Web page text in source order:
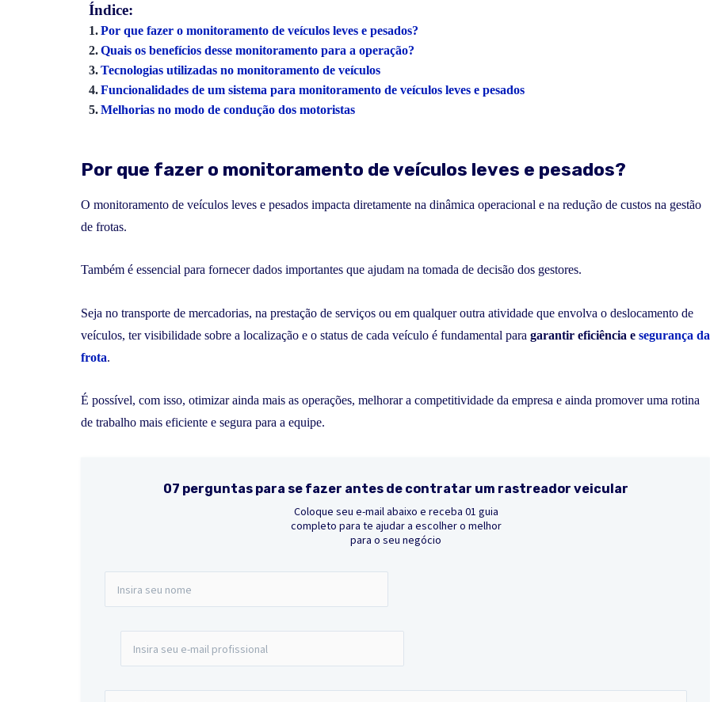
Índice:
Por que fazer o monitoramento de veículos leves e pesados?
Quais os benefícios desse monitoramento para a operação?
Tecnologias utilizadas no monitoramento de veículos
Funcionalidades de um sistema para monitoramento de veículos leves e pesados
Melhorias no modo de condução dos motoristas
Por que fazer o monitoramento de veículos leves e pesados?
O monitoramento de veículos leves e pesados impacta diretamente na dinâmica operacional e na redução de custos na gestão
de frotas.
Também é essencial para fornecer dados importantes que ajudam na tomada de decisão dos gestores.
Seja no transporte de mercadorias, na prestação de serviços ou em qualquer outra atividade que envolva o deslocamento de
veículos, ter visibilidade sobre a localização e o status de cada veículo é fundamental para garantir eficiência e segurança da
frota.
É possível, com isso, otimizar ainda mais as operações, melhorar a competitividade da empresa e ainda promover uma rotina
de trabalho mais eficiente e segura para a equipe.
07 perguntas para se fazer antes de contratar um rastreador veicular
Coloque seu e-mail abaixo e receba 01 guia
completo para te ajudar a escolher o melhor
para o seu negócio